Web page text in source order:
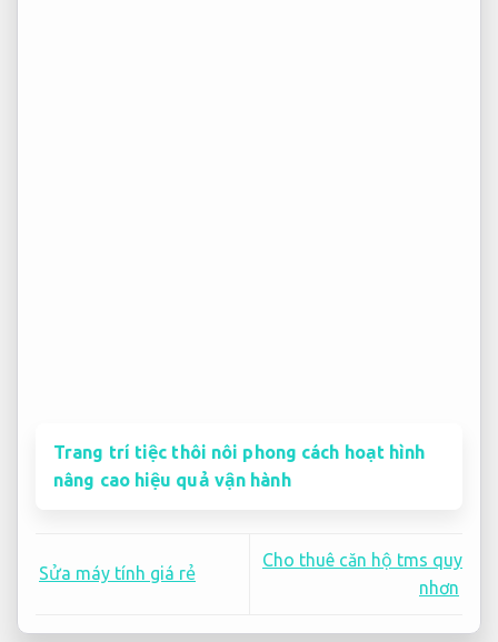
Trang trí tiệc thôi nôi phong cách hoạt hình
nâng cao hiệu quả vận hành
Sửa máy tính giá rẻ
Cho thuê căn hộ tms quy
nhơn